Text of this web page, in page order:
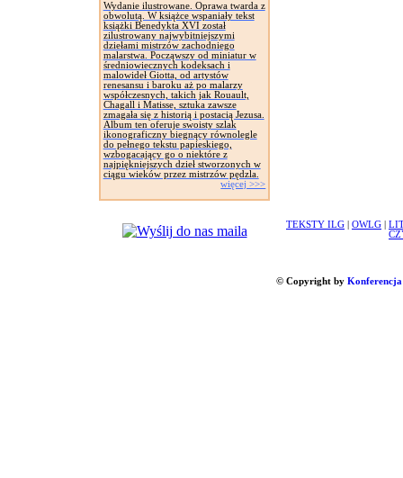
Wydanie ilustrowane. Oprawa twarda z
obwolutą. W książce wspaniały tekst
książki Benedykta XVI został
zilustrowany najwybitniejszymi
dziełami mistrzów zachodniego
malarstwa. Począwszy od miniatur w
średniowiecznych kodeksach i
malowideł Giotta, od artystów
renesansu i baroku aż po malarzy
współczesnych, takich jak Rouault,
Chagall i Matisse, sztuka zawsze
zmagała się z historią i postacią Jezusa.
Album ten oferuje swoisty szlak
ikonograficzny biegnący równolegle
do pełnego tekstu papieskiego,
wzbogacający go o niektóre z
najpiękniejszych dzieł stworzonych w
ciągu wieków przez mistrzów pędzla.
więcej >>>
TEKSTY ILG OWLG
© Copyright by Konferencja